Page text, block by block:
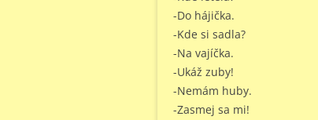
-Do hájička.
-Kde si sadla?
-Na vajíčka.
-Ukáž zuby!
-Nemám huby.
-Zasmej sa mi!